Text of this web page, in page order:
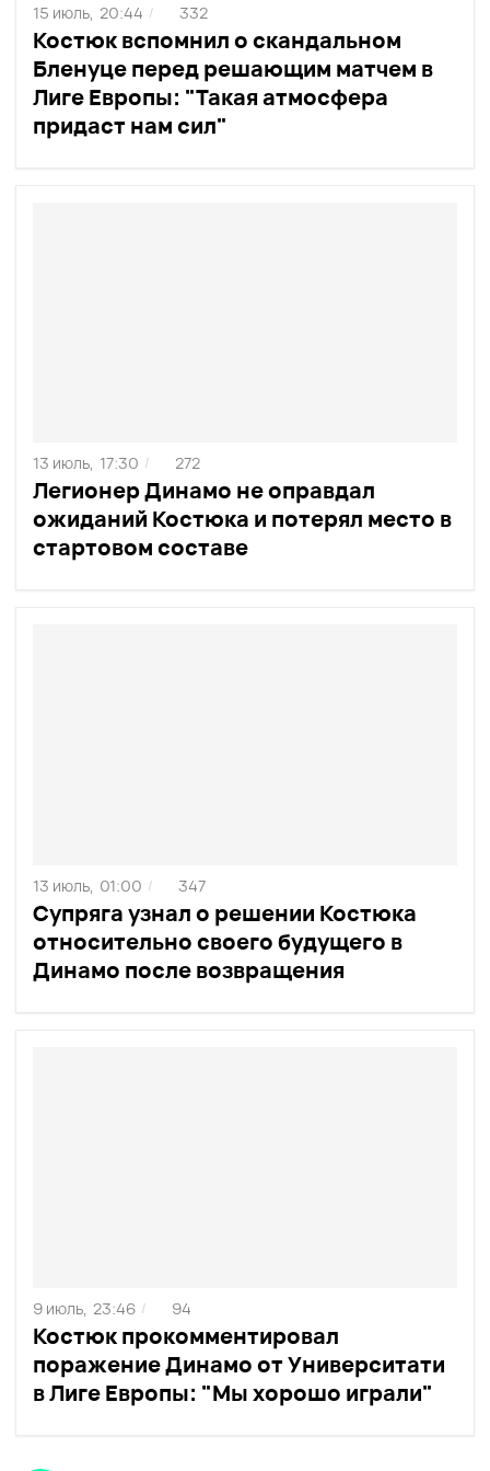
Костюк вспомнил о скандальном
Бленуце перед решающим матчем в
Лиге Европы: "Такая атмосфера
придаст нам сил"
15 июль, 20:44 / 332
Легионер Динамо не оправдал
ожиданий Костюка и потерял место в
стартовом составе
13 июль, 17:30 / 272
Супряга узнал о решении Костюка
относительно своего будущего в
Динамо после возвращения
13 июль, 01:00 / 347
Костюк прокомментировал
поражение Динамо от Университати
в Лиге Европы: "Мы хорошо играли"
9 июль, 23:46 / 94